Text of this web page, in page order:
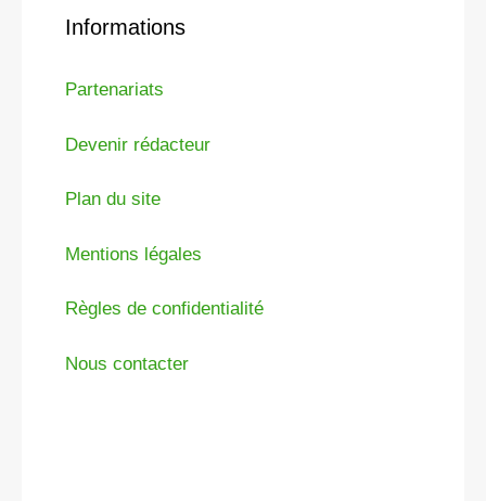
Informations
Partenariats
Devenir rédacteur
Plan du site
Mentions légales
Règles de confidentialité
Nous contacter